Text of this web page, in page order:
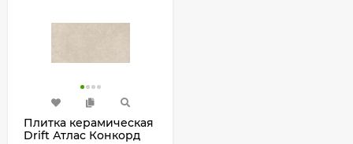
Плитка керамическая
Drift Атлас Конкорд